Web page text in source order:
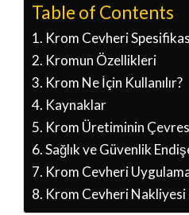
Table of Contents
Krom Cevheri
Kromun Özellikleri
Krom Ne İçin Kullanılır?
Kaynaklar
Krom Üretiminin
Sağlık ve Güvenlik
Krom Cevheri
Krom Cevheri Nakliyesi